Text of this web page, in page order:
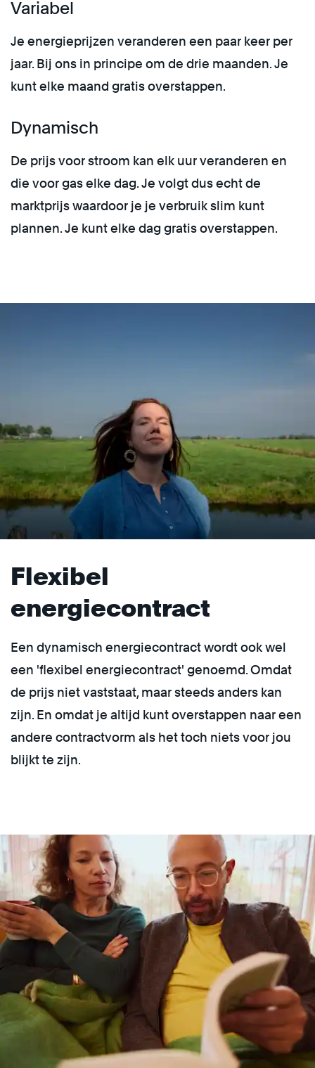
Variabel
Je energieprijzen veranderen een paar keer per
jaar. Bij ons in principe om de drie maanden. Je
kunt elke maand gratis overstappen.
Dynamisch
De prijs voor stroom kan elk uur veranderen en
die voor gas elke dag. Je volgt dus echt de
marktprijs waardoor je je verbruik slim kunt
plannen. Je kunt elke dag gratis overstappen.
Flexibel
energiecontract
Een dynamisch energiecontract wordt ook wel
een 'flexibel energiecontract' genoemd. Omdat
de prijs niet vaststaat, maar steeds anders kan
zijn. En omdat je altijd kunt overstappen naar een
andere contractvorm als het toch niets voor jou
blijkt te zijn.